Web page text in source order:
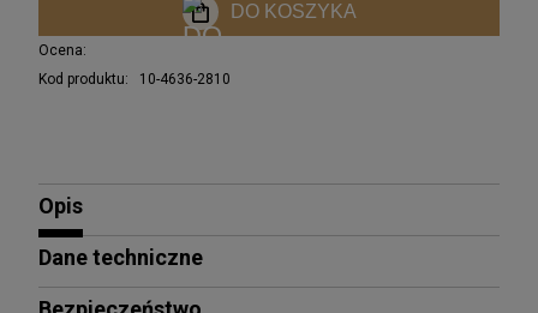
DO KOSZYKA
Ocena:
Kod produktu:
10-4636-2810
Opis
Dane techniczne